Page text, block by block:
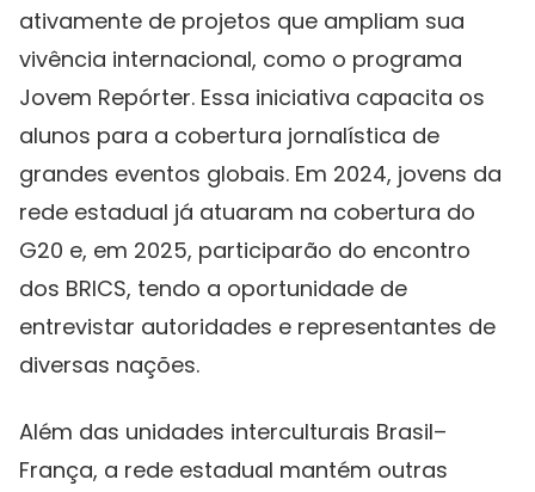
ativamente de projetos que ampliam sua
vivência internacional, como o programa
Jovem Repórter. Essa iniciativa capacita os
alunos para a cobertura jornalística de
grandes eventos globais. Em 2024, jovens da
rede estadual já atuaram na cobertura do
G20 e, em 2025, participarão do encontro
dos BRICS, tendo a oportunidade de
entrevistar autoridades e representantes de
diversas nações.
Além das unidades interculturais Brasil–
França, a rede estadual mantém outras